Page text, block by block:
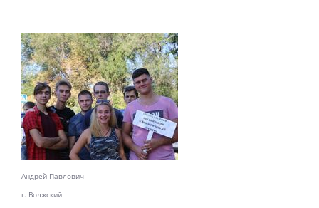
Андрей Павлович
г. Волжский